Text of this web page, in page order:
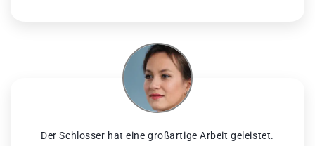
Der Schlosser hat eine großartige Arbeit geleistet.